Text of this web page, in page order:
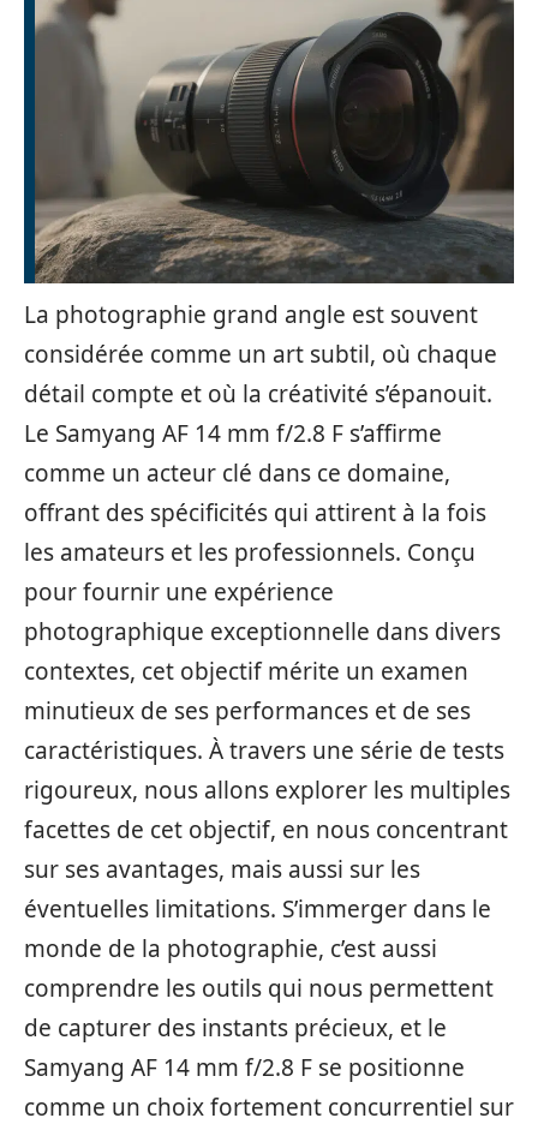
La photographie grand angle est souvent
considérée comme un art subtil, où chaque
détail compte et où la créativité s’épanouit.
Le Samyang AF 14 mm f/2.8 F s’affirme
comme un acteur clé dans ce domaine,
offrant des spécificités qui attirent à la fois
les amateurs et les professionnels. Conçu
pour fournir une expérience
photographique exceptionnelle dans divers
contextes, cet objectif mérite un examen
minutieux de ses performances et de ses
caractéristiques. À travers une série de tests
rigoureux, nous allons explorer les multiples
facettes de cet objectif, en nous concentrant
sur ses avantages, mais aussi sur les
éventuelles limitations. S’immerger dans le
monde de la photographie, c’est aussi
comprendre les outils qui nous permettent
de capturer des instants précieux, et le
Samyang AF 14 mm f/2.8 F se positionne
comme un choix fortement concurrentiel sur